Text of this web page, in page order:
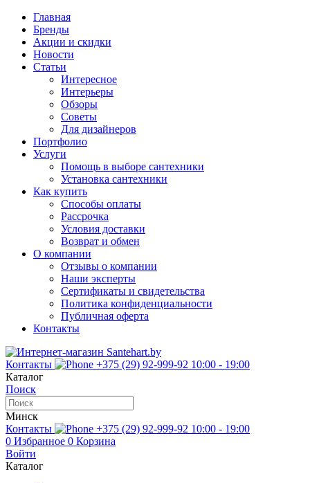
Главная
Бренды
Акции и скидки
Новости
Статьи
Интересное
Интерьеры
Обзоры
Советы
Для дизайнеров
Портфолио
Услуги
Помощь в выборе сантехники
Установка сантехники
Как купить
Способы оплаты
Рассрочка
Условия доставки
Возврат и обмен
О компании
Отзывы о компании
Наши эксперты
Сертификаты и свидетельства
Политика конфиденциальности
Публичная оферта
Контакты
Контакты +375 (29) 92-999-92 10:00 - 19:00
Каталог
Поиск
Минск
Контакты
+375 (29) 92-999-92 10:00 - 19:00
0 Избранное 0 Корзина
Войти
Каталог